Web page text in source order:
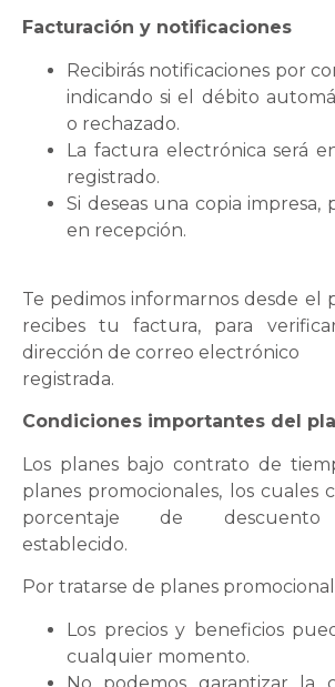
Facturación y notificaciones
Recibirás notificaciones por
indicando si el débito
o rechazado.
La factura electrónica será
registrado.
Si deseas una copia impresa,
en recepción.
Te pedimos informarnos desde el
recibes tu factura, para
dirección de correo electrónico
registrada.
Condiciones importantes del
Los planes bajo contrato de
planes promocionales, los cuales
porcentaje de descuento
establecido.
Por tratarse de planes
Los precios y beneficios
cualquier momento.
No podemos garantizar la